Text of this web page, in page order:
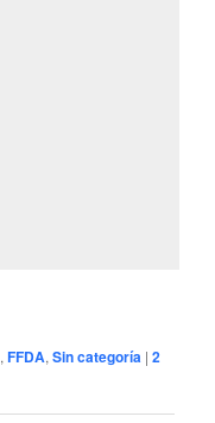
,FFDA,Sin categoría |2